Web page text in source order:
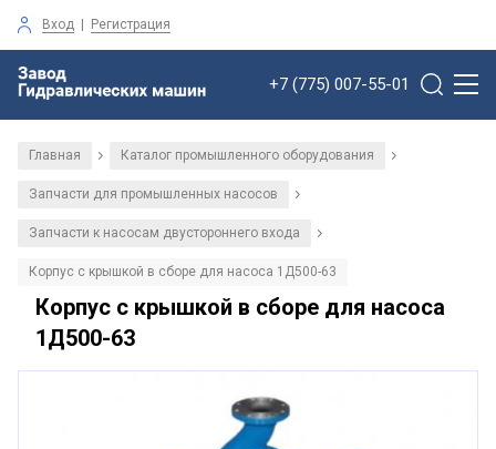
Вход | Регистрация
+7 (775) 007-55-01
Главная / Каталог промышленного оборудования /
Запчасти для промышленных насосов /
Запчасти к насосам двустороннего входа /
Корпус с крышкой в сборе для насоса 1Д500-63
Корпус с крышкой в сборе для насоса
1Д500-63